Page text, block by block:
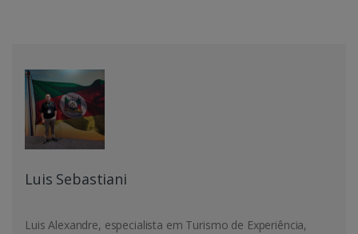
Luis Sebastiani
Luis Alexandre, especialista em Turismo de Experiência,